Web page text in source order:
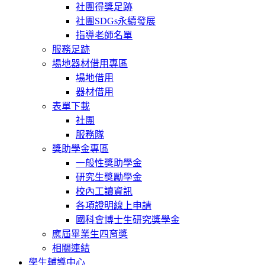
社團得獎足跡
社團SDGs永續發展
指導老師名單
服務足跡
場地器材借用專區
場地借用
器材借用
表單下載
社團
服務隊
獎助學金專區
一般性獎助學金
研究生獎勵學金
校內工讀資訊
各項證明線上申請
國科會博士生研究獎學金
應屆畢業生四育獎
相關連結
學生輔導中心